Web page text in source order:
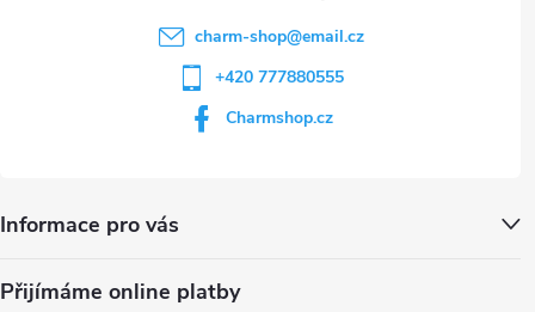
charm-shop@email.cz
+420 777880555
Charmshop.cz
Informace pro vás
Přijímáme online platby